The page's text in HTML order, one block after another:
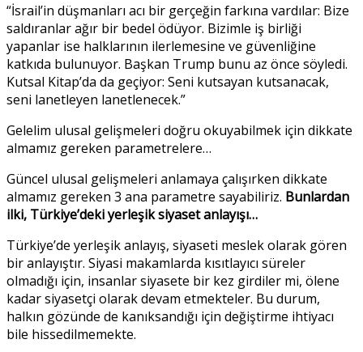
“İsrail’in düşmanları acı bir gerçeğin farkına vardılar: Bize
saldıranlar ağır bir bedel ödüyor. Bizimle iş birliği
yapanlar ise halklarının ilerlemesine ve güvenliğine
katkıda bulunuyor. Başkan Trump bunu az önce söyledi.
Kutsal Kitap’da da geçiyor: Seni kutsayan kutsanacak,
seni lanetleyen lanetlenecek.”
Gelelim ulusal gelişmeleri doğru okuyabilmek için dikkate
almamız gereken parametrelere…
Güncel ulusal gelişmeleri anlamaya çalışırken dikkate
almamız gereken 3 ana parametre sayabiliriz. Bunlardan
ilki, Türkiye’deki yerleşik siyaset anlayışı…
Türkiye’de yerleşik anlayış, siyaseti meslek olarak gören
bir anlayıştır. Siyasi makamlarda kısıtlayıcı süreler
olmadığı için, insanlar siyasete bir kez girdiler mi, ölene
kadar siyasetçi olarak devam etmekteler. Bu durum,
halkın gözünde de kanıksandığı için değiştirme ihtiyacı
bile hissedilmemekte.